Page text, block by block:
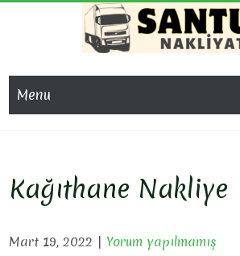
Menu
Kağıthane Nakliye
Mart 19, 2022 |Yorum yapılmamış